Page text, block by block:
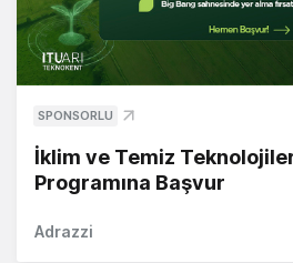
SPONSORLU
İklim ve Temiz
Programına Başvur
Adrazzi